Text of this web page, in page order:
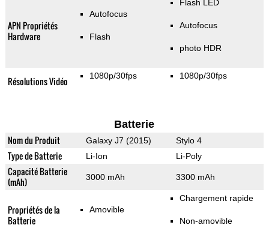
APN Propriétés
Hardware
Autofocus
Flash
Flash LED
Autofocus
photo HDR
Résolutions Vidéo 1080p/30fps 1080p/30fps
Batterie
Nom du Produit Galaxy J7 (2015) Stylo 4
Type de Batterie Li-Ion Li-Poly
Capacité Batterie
(mAh)
3000 mAh 3300 mAh
Propriétés de la
Batterie
Amovible
Chargement rapide
Non-amovible